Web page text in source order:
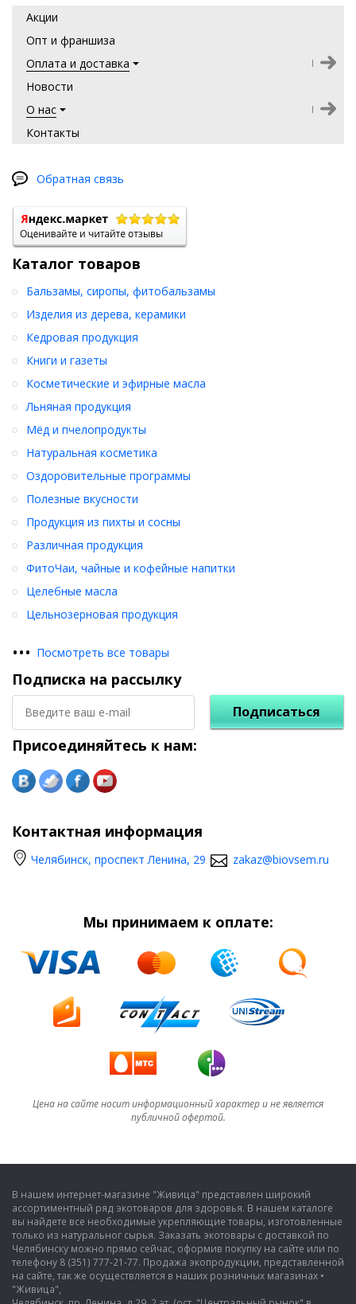
Акции
Опт и франшиза
Оплата и доставка
Новости
О нас
Контакты
Обратная связь
Каталог товаров
Бальзамы, сиропы, фитобальзамы
Изделия из дерева, керамики
Кедровая продукция
Книги и газеты
Косметические и эфирные масла
Льняная продукция
Мёд и пчелопродукты
Натуральная косметика
Оздоровительные программы
Полезные вкусности
Продукция из пихты и сосны
Различная продукция
ФитоЧаи, чайные и кофейные напитки
Целебные масла
Цельнозерновая продукция
••• Посмотреть все товары
Подписка на рассылку
Подписаться
Присоединяйтесь к нам:
Контактная информация
Челябинск, проспект Ленина, 29 zakaz@biovsem.ru
Мы принимаем к оплате:
Цена на сайте носит информационный характер и не является
публичной офертой.
В нашем интернет-магазине "Живица" представлен широкий
ассортиментный ряд экотоваров для здоровья. В нашем каталоге
вы найдете все необходимые укрепляющие товары, изготовленные
только из натуральног сырья. Заказать экотовары с доставкой по
Челябинску можно прямо сейчас, оформив покупку на сайте или по
телефону 8 (351) 777-21-77. Продажа экопродукции, представленной
на сайте, так же осуществляется в наших розничных магазинах •
"Живица",